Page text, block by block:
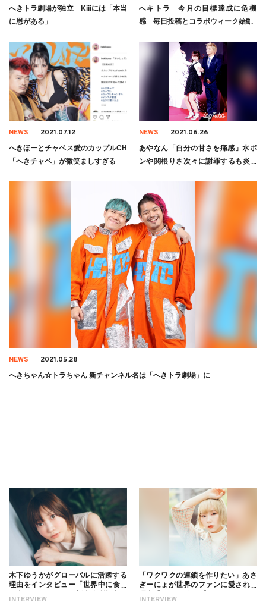
へきトラ劇場が独立 Kiiiには「本当
に恩がある」
へキトラ 今月の目標達成に危機
感 毎日投稿とコラボウィーク始動
NEWS 2021.07.12
へきほーとチャベス愛のカップルCH
「へきチャベ」が微笑ましすぎる
NEWS 2021.06.26
あやなん「自分の甘さを痛感」水ボ
ンや関根りさ次々に謝罪するも炎上
NEWS 2021.05.28
へきちゃん☆トラちゃん 新チャンネル名は「へきトラ劇場」に
INTERVIEW
木下ゆうかがグローバルに活躍する
理由をインタビュー「世界中に食べ
ついても
INTERVIEW
「ワクワクの連鎖を作りたい」あさ
ぎーにょが世界のファンに愛される